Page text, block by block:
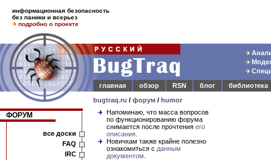
информационная безопасность
без паники и всерьез
подробно о проекте
главная
обзор RSN блог
библиотека
bugtraq.ru / форум / humor
ФОРУМ
все доски
FAQ
IRC
Напоминаю, что масса вопросов
по функционированию форума
снимается после прочтения его
описания
Новичкам также крайне полезно
ознакомиться с данным
документом